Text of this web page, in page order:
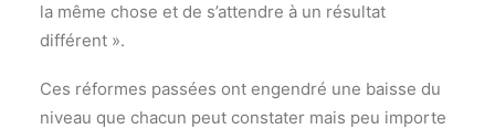
la même chose et de s’attendre à un résultat
différent ».
Ces réformes passées ont engendré une baisse du
niveau que chacun peut constater mais peu importe